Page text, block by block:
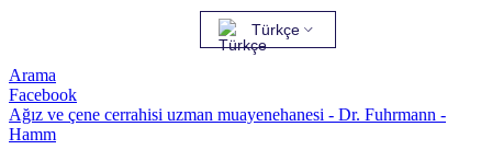
Türkçe
Arama
Facebook
Ağız ve çene cerrahisi uzman muayenehanesi - Dr. Fuhrmann -
Hamm